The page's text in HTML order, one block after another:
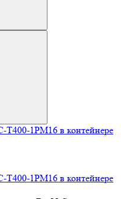
Т400-1РМ16 в контейнере
Т400-1РМ16 в контейнере